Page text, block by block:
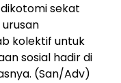
sekat
kolektif untuk
sosial hadir di
(San/Adv)